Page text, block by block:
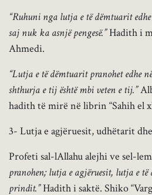
“Ruhuni nga lutja e të dëmtuarit edhe
saj nuk ka asnjë pengesë.”Hadith i
Ahmedi.
“Lutja e të dëmtuarit pranohet edhe
shthurja e tij është mbi veten e tij.”
hadith të mirë në librin “Sahih el
3- Lutja e agjëruesit, udhëtarit
Profeti sal-lAllahu alejhi ve sel-
pranohen; lutja e agjëruesit, lutja e
prindit.”Hadith i saktë. Shiko